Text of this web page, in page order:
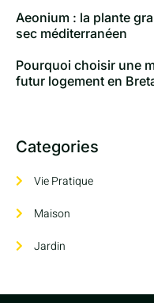
Aeonium : la plante
sec méditerranéen
Pourquoi choisir une
futur logement en
Categories
Vie Pratique
Maison
Jardin